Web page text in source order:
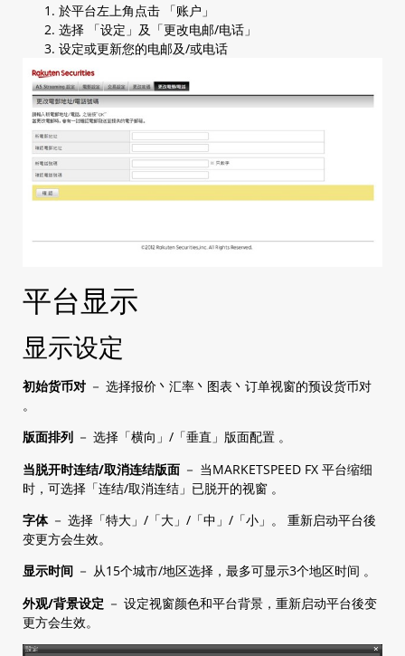
於平台左上角点击 「账户」
选择 「设定」及「更改电邮/电话」
设定或更新您的电邮及/或电话
平台显示
显示设定
初始货币对 － 选择报价丶汇率丶图表丶订单视窗的预设货币对
。
版面排列 － 选择「横向」/「垂直」版面配置 。
当脱开时连结/取消连结版面 － 当MARKETSPEED FX 平台缩细
时，可选择「连结/取消连结」已脱开的视窗 。
字体－ 选择「特大」/「大」/「中」/「小」。 重新启动平台後
变更方会生效。
显示时间 － 从15个城市/地区选择，最多可显示3个地区时间 。
外观/背景设定 － 设定视窗颜色和平台背景，重新启动平台後变
更方会生效。